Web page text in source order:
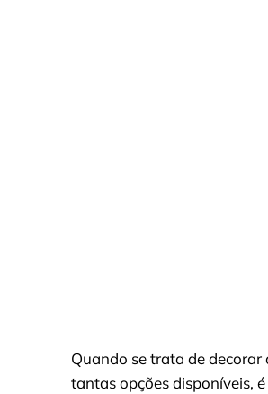
Quando se trata de
tantas opções disponíveis,